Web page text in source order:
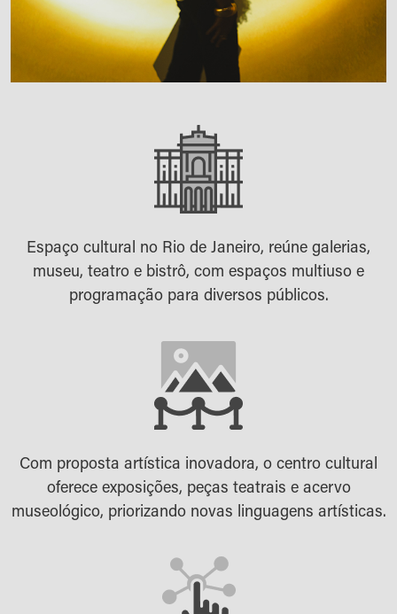
Espaço cultural no Rio de Janeiro, reúne galerias,
museu, teatro e bistrô, com espaços multiuso e
programação para diversos públicos.
Com proposta artística inovadora, o centro cultural
oferece exposições, peças teatrais e acervo
museológico, priorizando novas linguagens artísticas.